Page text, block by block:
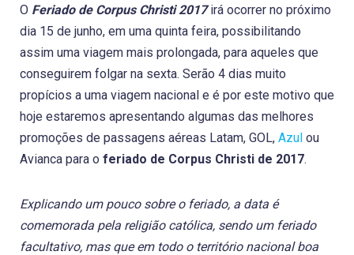
O Feriado de Corpus Christi 2017irá ocorrer no próximo
dia 15 de junho, em uma quinta feira, possibilitando
assim uma viagem mais prolongada, para aqueles que
conseguirem folgar na sexta. Serão 4 dias muito
propícios a uma viagem nacional e é por este motivo que
hoje estaremos apresentando algumas das melhores
promoções de passagens aéreas Latam, GOL, Azul ou
Avianca para o feriado de Corpus Christi de 2017.
Explicando um pouco sobre o feriado, a data é
comemorada pela religião católica, sendo um feriado
facultativo, mas que em todo o território nacional boa